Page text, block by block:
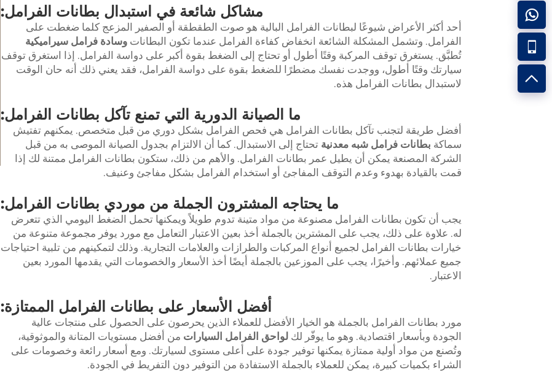
مشاكل شائعة في استبدال بطانات الفرامل:
أحد أكثر الأعراض شيوعًا لبطانات الفرامل البالية هو صوت الطقطقة أو الصفير المزعج كلما ضغطت على
الفرامل. وتشمل المشكلة الشائعة انخفاض كفاءة الفرامل عندما تكون البطانات وسادة فرامل سيراميكية
تُطبَّق. يستغرق توقف المركبة وقتًا أطول أو تحتاج إلى الضغط بقوة أكبر على دواسة الفرامل. إذا استغرق توقف
سيارتك وقتًا أطول، ووجدت نفسك مضطرًا للضغط بقوة على دواسة الفرامل، فقد يعني ذلك أنه حان الوقت
لاستبدال بطانات الفرامل هذه.
ما الصيانة الدورية التي تمنع تآكل بطانات الفرامل:
أفضل طريقة لتجنب تآكل بطانات الفرامل هي فحص الفرامل بشكل دوري من قبل متخصص. يمكنهم تفتيش
سماكة بطانات فرامل شبه معدنية تحتاج إلى الاستبدال. كما أن الالتزام بجدول الصيانة الموصى به من قبل
الشركة المصنعة يمكن أن يطيل عمر بطانات الفرامل. والأهم من ذلك، ستكون بطانات الفرامل ممتنة لك إذا
قمت بالقيادة بهدوء وعدم التوقف المفاجئ أو استخدام الفرامل بشكل مفاجئ وعنيف.
ما يحتاجه المشترون الجملة من موردي بطانات الفرامل:
يجب أن تكون بطانات الفرامل مصنوعة من مواد متينة تدوم طويلاً ويمكنها تحمل الضغط اليومي الذي تتعرض
له. علاوة على ذلك، يجب على المشترين بالجملة أخذ بعين الاعتبار التعامل مع مورد يوفر مجموعة متنوعة من
خيارات بطانات الفرامل لجميع أنواع المركبات والطرازات والعلامات التجارية. وذلك لتمكينهم من تلبية احتياجات
جميع عملائهم. وأخيرًا، يجب على الموزعين بالجملة أيضًا أخذ الأسعار والخصومات التي يقدمها المورد بعين
الاعتبار.
أفضل الأسعار على بطانات الفرامل الممتازة:
مورد بطانات الفرامل بالجملة هو الخيار الأفضل للعملاء الذين يحرصون على الحصول على منتجات عالية
الجودة وبأسعار اقتصادية. وهو ما يوفّر لك لواحق الفرامل السيارات من أفضل مستويات المتانة والموثوقية،
وتُصنع من مواد أولية ممتازة يمكنها توفير جودة على أعلى مستوى لسيارتك. ومع أسعار رائعة وخصومات على
الشراء بكميات كبيرة، يمكن للعملاء بالجملة الاستفادة من التوفير دون التفريط في الجودة.